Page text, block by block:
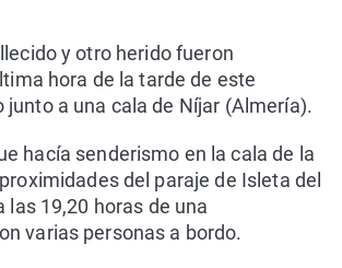
y otro herido fueron
hora de la tarde de este
junto a una cala de Níjar (Almería).
hacía senderismo en la cala de la
del paraje de Isleta del
las 19,20 horas de una
varias personas a bordo.